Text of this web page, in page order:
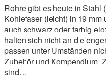
Rohre gibt es heute in Stahl
Kohlefaser (leicht) in 19
auch schwarz oder farbig
halten sich nicht an die
passen unter Umständen
Zubehör und Kompendium.
sind…